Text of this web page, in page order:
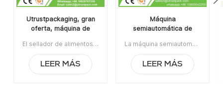
Utrustpackaging, gran
oferta, máquina de
sellador de alimentos
enlatados
El sellador de alimentos enlatados de la máquina de sellado de latas manual de venta caliente de Utrustpackaging es adecuado para sellar todo tipo de latas de PET / latas de papel compuesto, latas u otros recipientes redondos. Alta eficiencia por transmisión mecánica, estructuras simples y convenientes de mantener, peso ligero y fácil de operar.La orden mínima:1Pago:T/TPuerto de embarque:CantónRegión original:PorcelanaTiempo de espera:3-5 días después de recibir el depósito
LEER MÁS
Máquina
semiautomática de
vacío con relleno de
nitrógeno
La máquina semiautomática de envasado de latas al vacío con relleno de nitrógeno se usa ampliamente en la industria alimentaria, química, farmacéutica y de bebidas, aplicable para latas de plástico / estaño / aluminio, botellas, contenedores de frascos, etc.Artículo No:UT1BFG6La orden mínima:1Pago:TTPuerto de embarque:CantónRegión original:Guangzhou, ChinaTiempo de espera:15 días después de recibir el depósito
LEER MÁS